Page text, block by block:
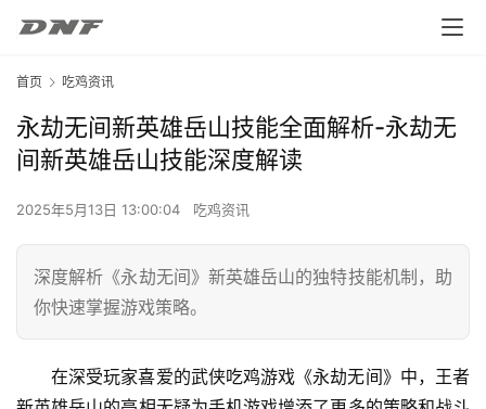
首页 吃鸡资讯
永劫无间新英雄岳山技能全面解析-永劫无
间新英雄岳山技能深度解读
2025年5月13日 13:00:04 吃鸡资讯
深度解析《永劫无间》新英雄岳山的独特技能机制，助
你快速掌握游戏策略。
在深受玩家喜爱的武侠吃鸡游戏《永劫无间》中，王者